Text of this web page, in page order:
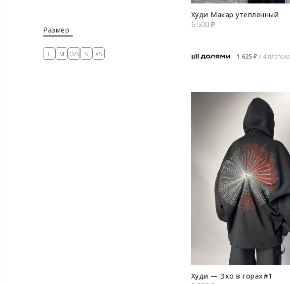
Худи Макар утепленный
6 500 ₽
1 625₽х 4 платежа
Худи — Эхо в горах#1
Размер
L M O/S S XS